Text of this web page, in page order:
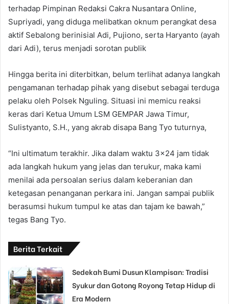
terhadap Pimpinan Redaksi Cakra Nusantara Online,
Supriyadi, yang diduga melibatkan oknum perangkat desa
aktif Sebalong berinisial Adi, Pujiono, serta Haryanto (ayah
dari Adi), terus menjadi sorotan publik
Hingga berita ini diterbitkan, belum terlihat adanya langkah
pengamanan terhadap pihak yang disebut sebagai terduga
pelaku oleh Polsek Nguling. Situasi ini memicu reaksi
keras dari Ketua Umum LSM GEMPAR Jawa Timur,
Sulistyanto, S.H., yang akrab disapa Bang Tyo tuturnya,
“Ini ultimatum terakhir. Jika dalam waktu 3×24 jam tidak
ada langkah hukum yang jelas dan terukur, maka kami
menilai ada persoalan serius dalam keberanian dan
ketegasan penanganan perkara ini. Jangan sampai publik
berasumsi hukum tumpul ke atas dan tajam ke bawah,”
tegas Bang Tyo.
Berita Terkait
Sedekah Bumi Dusun Klampisan: Tradisi
Syukur dan Gotong Royong Tetap Hidup di
Era Modern